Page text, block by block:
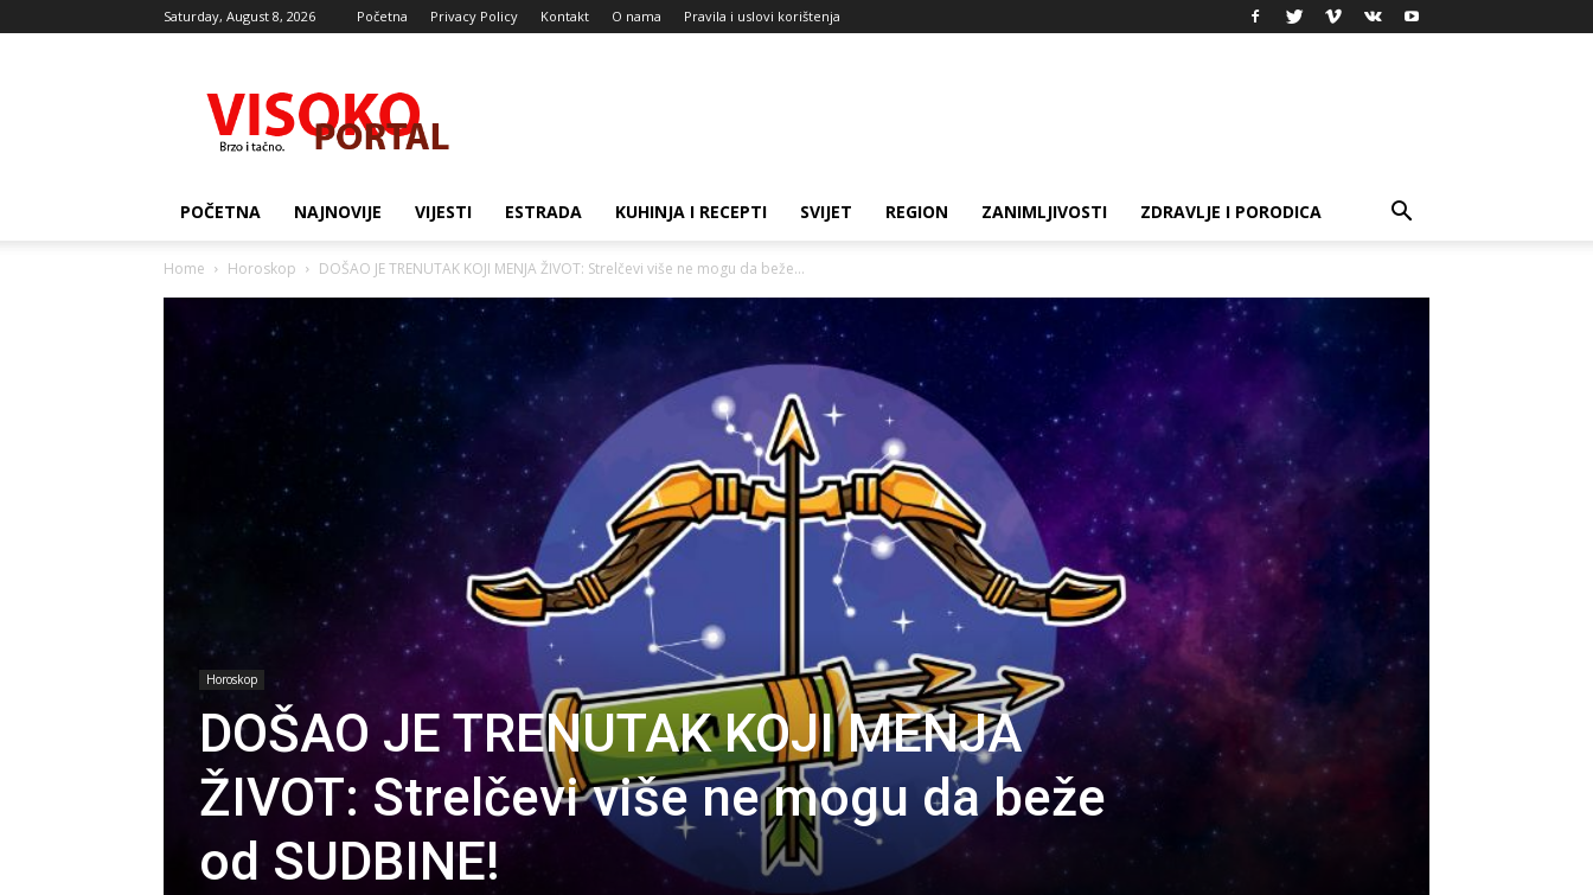
Saturday, August 8, 2026 Početna Privacy Policy Kontakt O nama Pravila i uslovi korištenja
portal
POČETNA NAJNOVIJE VIJESTI ESTRADA KUHINJA I RECEPTI SVIJET REGION ZANIMLJIVOSTI ZDRAVLJE I PORODICA
Home Horoskop DOŠAO JE TRENUTAK KOJI MENJA ŽIVOT: Strelčevi više ne mogu da beže...
Horoskop
DOŠAO JE TRENUTAK KOJI MENJA
ŽIVOT: Strelčevi više ne mogu da beže
od SUDBINE!